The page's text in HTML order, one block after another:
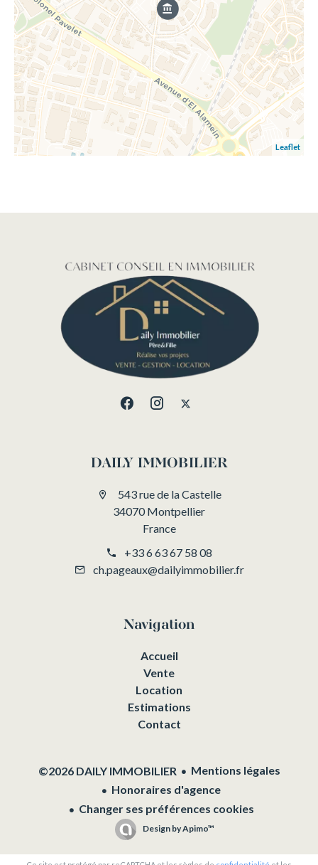
Leaflet
DAILY IMMOBILIER
543 rue de la Castelle
34070 Montpellier
France
+33 6 63 67 58 08
ch.pageaux@dailyimmobilier.fr
Navigation
Accueil
Vente
Location
Estimations
Contact
©2026 DAILY IMMOBILIER
Mentions légales
Honoraires d'agence
Changer ses préférences cookies
Design byApimo™